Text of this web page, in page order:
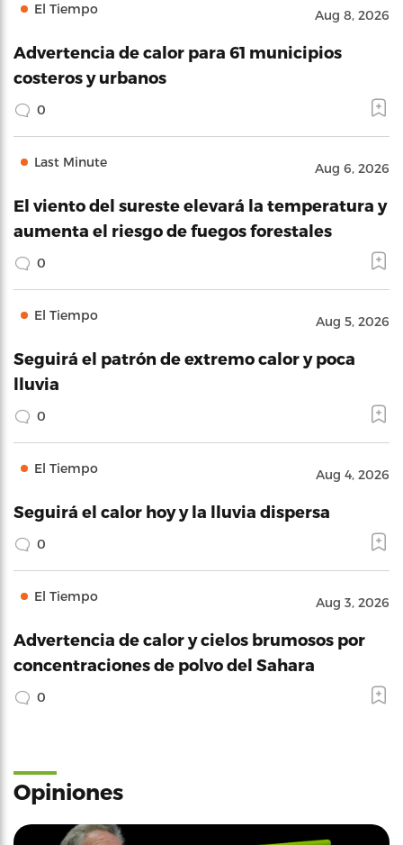
El Tiempo Aug 8, 2026
Advertencia de calor para 61 municipios
costeros y urbanos
0
Last Minute Aug 6, 2026
El viento del sureste elevará la temperatura y
aumenta el riesgo de fuegos forestales
0
El Tiempo Aug 5, 2026
Seguirá el patrón de extremo calor y poca
lluvia
0
El Tiempo Aug 4, 2026
Seguirá el calor hoy y la lluvia dispersa
0
El Tiempo Aug 3, 2026
Advertencia de calor y cielos brumosos por
concentraciones de polvo del Sahara
0
Opiniones